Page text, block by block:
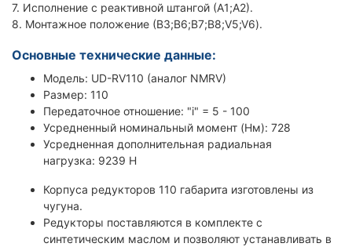
7. Исполнение с реактивной штангой (А1;А2).
8. Монтажное положение (В3;В6;В7;В8;V5;V6).
Основные технические данные:
Модель: UD-RV110 (аналог NMRV)
Размер: 110
Передаточное отношение: "i" = 5 - 100
Усредненный номинальный момент (Нм): 728
Усредненная дополнительная радиальная
нагрузка: 9239 Н
Корпуса редукторов 110 габарита изготовлены из
чугуна.
Редукторы поставляются в комплекте с
синтетическим маслом и позволяют устанавливать в